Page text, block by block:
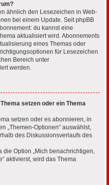
ähnlich den Lesezeichen in Web-
bei einem Update. Seit phpBB
du kannst eine
aktualisiert wird. Abonnements
eines Themas oder
für Lesezeichen
Bereich unter
werden.
setzen oder ein Thema
setzen oder es abonnieren, in
„Themen-Optionen“ auswählst,
des Diskussionsverlaufs des
die Option „Mich benachrichtigen,
aktivierst, wird das Thema